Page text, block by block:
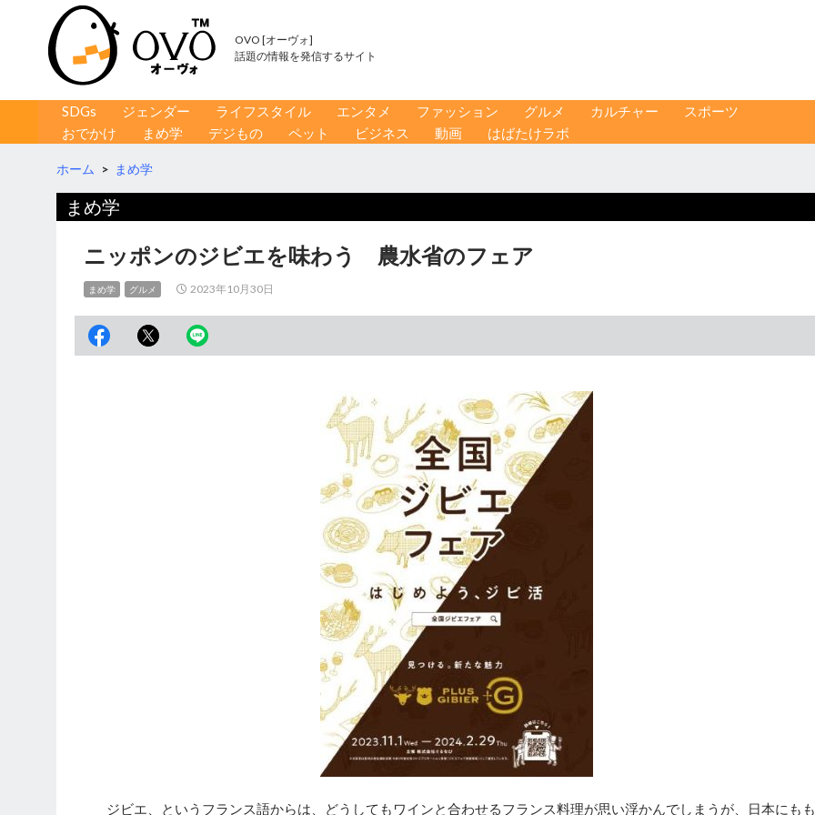
OVO [オーヴォ]
話題の情報を発信するサイト
コンテンツへ移動
SDGs ジェンダー ライフスタイル エンタメ ファッション グルメ カルチャー
スポーツ
おでかけ
まめ学 デジもの ペット ビジネス 動画 はばたけラボ
ホーム > まめ学
まめ学
ニッポンのジビエを味わう 農水省のフェア
まめ学 グルメ 2023年10月30日
ジビエ、というフランス語からは、どうしてもワインと合わせるフランス料理が思い浮かんでしまうが、日本にもも